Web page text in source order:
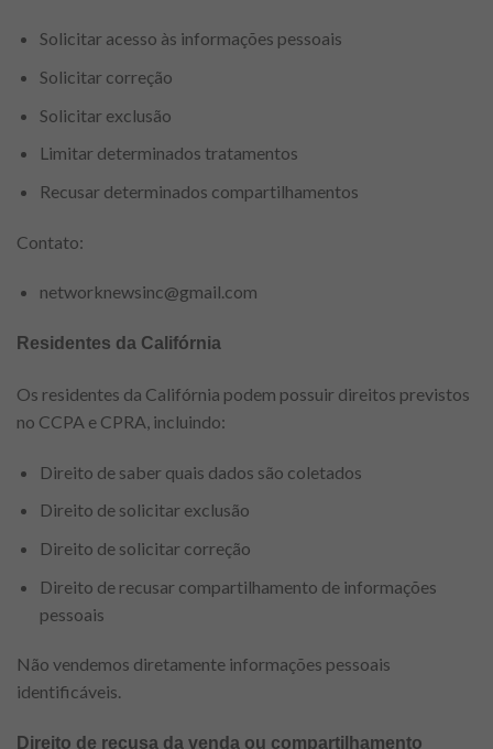
Solicitar acesso às informações pessoais
Solicitar correção
Solicitar exclusão
Limitar determinados tratamentos
Recusar determinados compartilhamentos
Contato:
networknewsinc@gmail.com
Residentes da Califórnia
Os residentes da Califórnia podem possuir direitos previstos
no CCPA e CPRA, incluindo:
Direito de saber quais dados são coletados
Direito de solicitar exclusão
Direito de solicitar correção
Direito de recusar compartilhamento de informações
pessoais
Não vendemos diretamente informações pessoais
identificáveis.
Direito de recusa da venda ou compartilhamento